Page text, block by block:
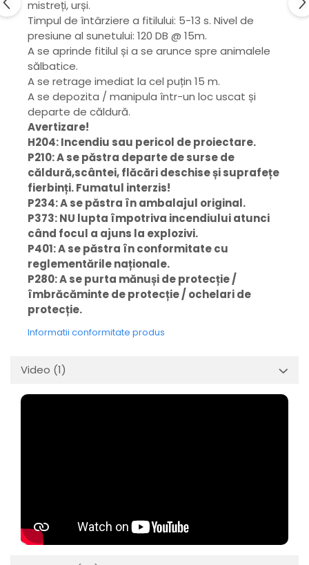
mistreți, urși.
Timpul de întârziere a fitilului: 5-13 s. Nivel de
presiune al sunetului: 120 DB @ 15m.
A se aprinde fitilul și a se arunce spre animalele
sălbatice.
A se retrage imediat la cel puțin 15 m.
A se depozita / manipula într-un loc uscat și
departe de căldură.
Avertizare!
H204: Incendiu sau pericol de proiectare.
P210: A se păstra departe de surse de
căldură,scântei, flăcări deschise și suprafețe
fierbinți. Fumatul interzis!
P234: A se păstra în ambalajul original.
P373: NU lupta împotriva incendiului atunci
când focul a ajuns la explozivi.
P401: A se păstra în conformitate cu
reglementările naționale.
P280: A se purta mănuși de protecție /
îmbrăcăminte de protecție / ochelari de
protecție.
Informatii conformitate produs
Video (1)